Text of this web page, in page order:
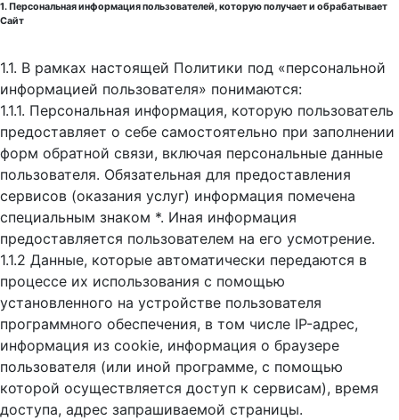
1. Персональная информация пользователей, которую получает и обрабатывает
Сайт
1.1. В рамках настоящей Политики под «персональной
информацией пользователя» понимаются:
1.1.1. Персональная информация, которую пользователь
предоставляет о себе самостоятельно при заполнении
форм обратной связи, включая персональные данные
пользователя. Обязательная для предоставления
сервисов (оказания услуг) информация помечена
специальным знаком *. Иная информация
предоставляется пользователем на его усмотрение.
1.1.2 Данные, которые автоматически передаются в
процессе их использования с помощью
установленного на устройстве пользователя
программного обеспечения, в том числе IP-адрес,
информация из cookie, информация о браузере
пользователя (или иной программе, с помощью
которой осуществляется доступ к cервисам), время
доступа, адрес запрашиваемой страницы.